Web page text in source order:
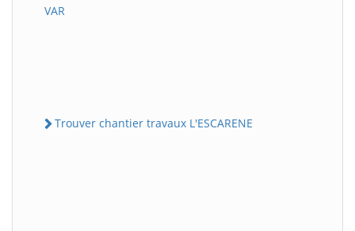
VAR
Trouver chantier travaux L'ESCARENE